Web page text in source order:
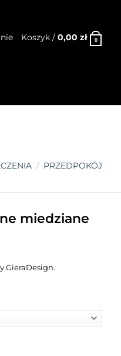
Koszyk / 0,00 zł 0
/ PRZEDPOKÓJ
miedziane
GieraDesign.